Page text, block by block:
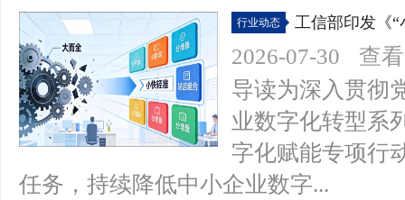
行业动态
工信部印发《“
年版）》
2026-07-30
查
导读为深入贯彻
业数字化转型系
字化赋能专项行
任务，持续降低中小企业数字...